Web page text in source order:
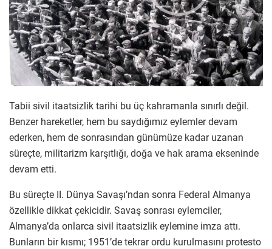
Tabii sivil itaatsizlik tarihi bu üç kahramanla sınırlı değil.
Benzer hareketler, hem bu saydığımız eylemler devam
ederken, hem de sonrasından günümüze kadar uzanan
süreçte, militarizm karşıtlığı, doğa ve hak arama ekseninde
devam etti.
Bu süreçte II. Dünya Savaşı’ndan sonra Federal Almanya
özellikle dikkat çekicidir. Savaş sonrası eylemciler,
Almanya’da onlarca sivil itaatsizlik eylemine imza attı.
Bunların bir kısmı; 1951’de tekrar ordu kurulmasını protesto